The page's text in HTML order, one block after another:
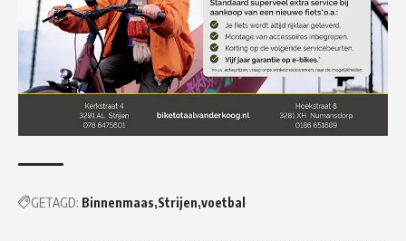
GETAGD: Binnenmaas Strijen voetbal